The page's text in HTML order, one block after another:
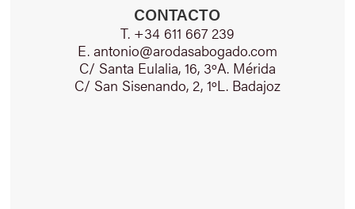
CONTACTO
T. +34 611 667 239
E. antonio@arodasabogado.com
C/ Santa Eulalia, 16, 3ºA. Mérida
C/ San Sisenando, 2, 1ºL. Badajoz